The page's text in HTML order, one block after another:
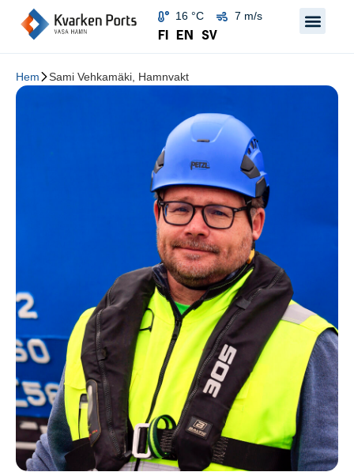
16 °C 7 m/s
FI EN SV
Hem Sami Vehkamäki, Hamnvakt